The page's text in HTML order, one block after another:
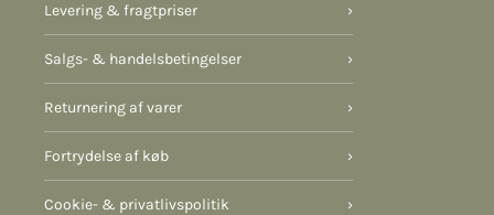
Levering & fragtpriser ›
Salgs- & handelsbetingelser ›
Returnering af varer ›
Fortrydelse af køb ›
Cookie- & privatlivspolitik ›